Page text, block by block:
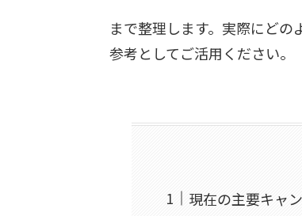
まで整理します。実際にど
参考としてご活用ください。
現在の主要キャ